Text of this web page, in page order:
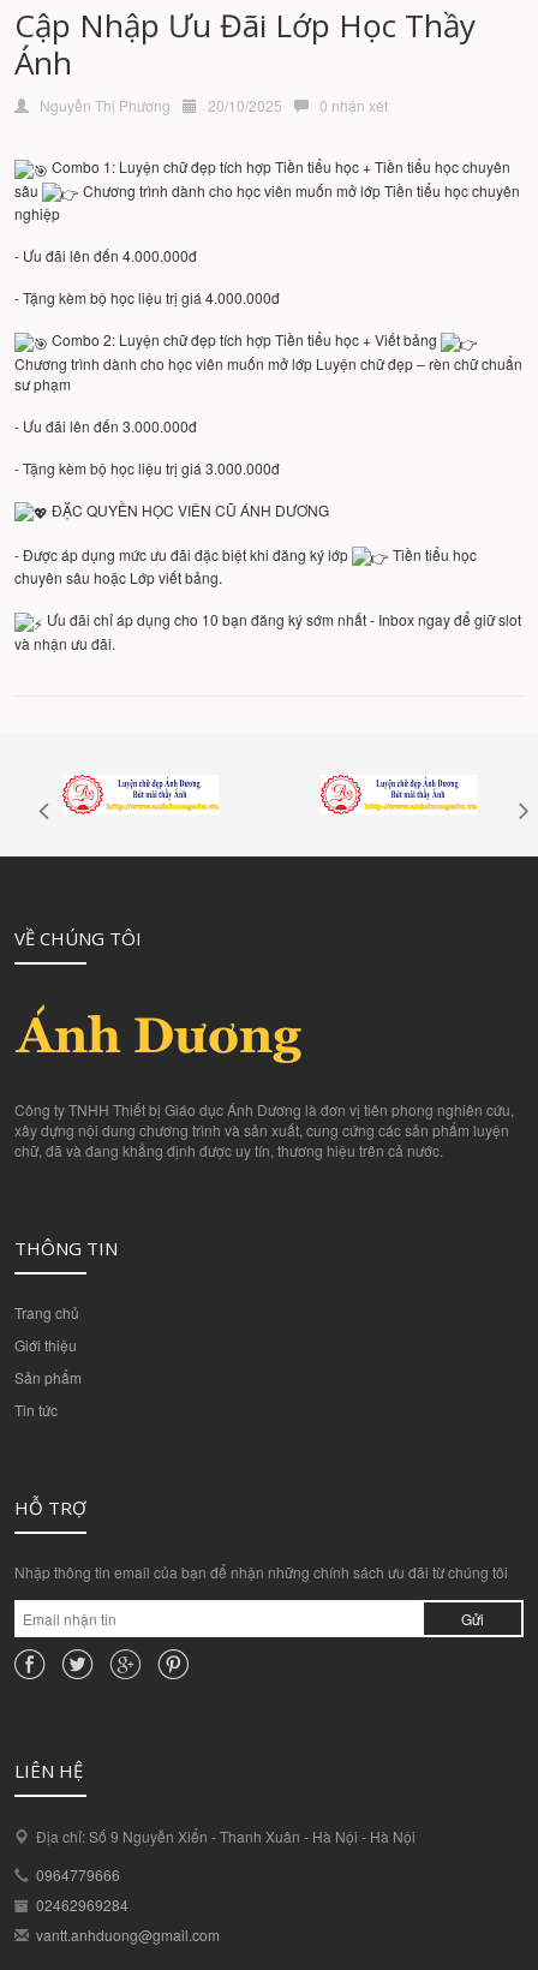
Cập Nhập Ưu Đãi Lớp Học Thầy
Ánh
Nguyễn Thị Phương 20/10/2025 0 nhận xét
Combo 1: Luyện chữ đẹp tích hợp Tiền tiểu học + Tiền tiểu học chuyên
sâu
Chương trình dành cho học viên muốn mở lớp Tiền tiểu học chuyên
nghiệp
- Ưu đãi lên đến 4.000.000đ
- Tặng kèm bộ học liệu trị giá 4.000.000đ
Combo 2: Luyện chữ đẹp tích hợp Tiền tiểu học + Viết bảng
Chương trình dành cho học viên muốn mở lớp Luyện chữ đẹp – rèn chữ chuẩn
sư phạm
- Ưu đãi lên đến 3.000.000đ
- Tặng kèm bộ học liệu trị giá 3.000.000đ
ĐẶC QUYỀN HỌC VIÊN CŨ ÁNH DƯƠNG
- Được áp dụng mức ưu đãi đặc biệt khi đăng ký lớp
Tiền tiểu học
chuyên sâu hoặc Lớp viết bảng.
Ưu đãi chỉ áp dụng cho 10 bạn đăng ký sớm nhất - Inbox ngay để giữ slot
và nhận ưu đãi.
VỀ CHÚNG TÔI
Công ty TNHH Thiết bị Giáo dục Ánh Dương là đơn vị tiên phong nghiên cứu,
xây dựng nội dung chương trình và sản xuất, cung cứng các sản phẩm luyện
chữ, đã và đang khẳng định được uy tín, thương hiệu trên cả nước.
THÔNG TIN
Trang chủ
Giới thiệu
Sản phẩm
Tin tức
HỖ TRỢ
Nhập thông tin email của bạn để nhận những chính sách ưu đãi từ chúng tôi
Gửi
LIÊN HỆ
Địa chỉ: Số 9 Nguyễn Xiển - Thanh Xuân - Hà Nội - Hà Nội
0964779666
02462969284
vantt.anhduong@gmail.com